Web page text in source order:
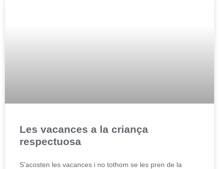
Les vacances a la criança
respectuosa
S’acosten les vacances i no tothom se les pren de la